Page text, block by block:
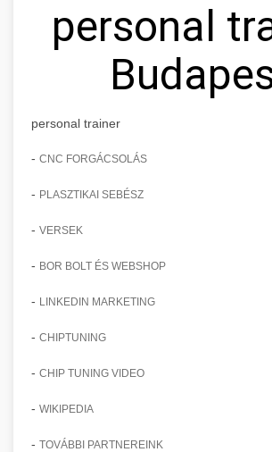
personal
personal trainer
- CNC FORGÁCSOLÁS
- PLASZTIKAI SEBÉSZ
- VERSEK
- BOR BOLT ÉS WEBSHOP
- LINKEDIN MARKETING
- CHIPTUNING
- CHIP TUNING VIDEO
- WIKIPEDIA
- TOVÁBBI PARTNEREINK